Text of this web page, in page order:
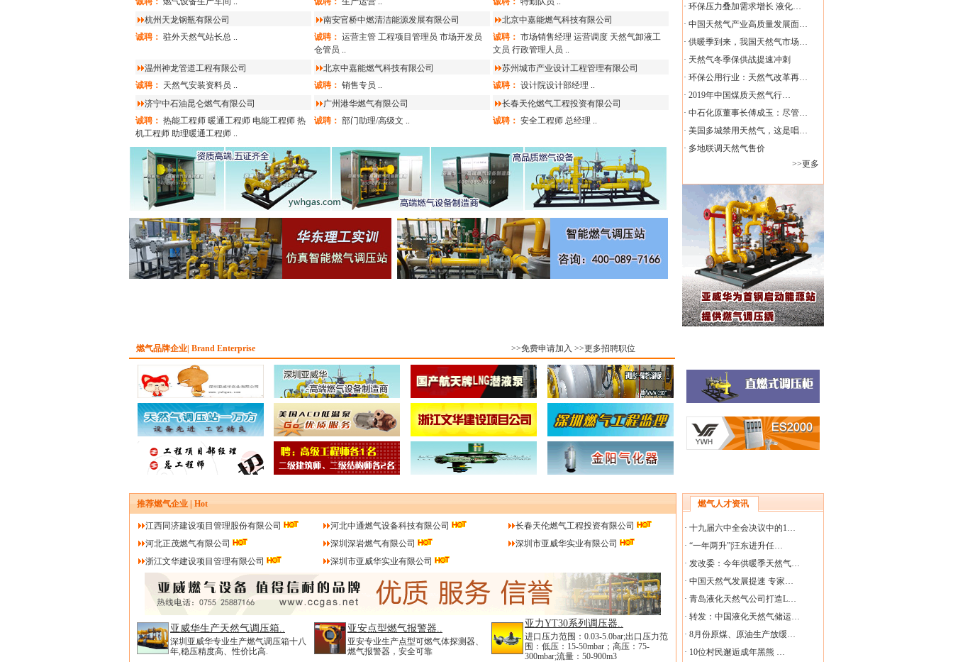
· 环保压力叠加需求增长 液化…
· 中国天然气产业高质量发展面…
· 供暖季到来，我国天然气市场…
· 天然气冬季保供战提速冲刺
· 环保公用行业：天然气改革再…
· 2019年中国煤质天然气行…
· 中石化原董事长傅成玉：尽管…
· 美国多城禁用天然气，这是唱…
· 多地联调天然气售价
>>更多
杭州天龙钢瓶有限公司
诚聘： 驻外天然气站长总 ..
南安官桥中燃清洁能源发展有限公司
诚聘： 运营主管 工程项目管理员 市场开发员
仓管员 ..
北京中嘉能燃气科技有限公司
诚聘： 市场销售经理 运营调度 天然气卸液工
文员 行政管理人员 ..
温州神龙管道工程有限公司
诚聘： 天然气安装资料员 ..
北京中嘉能燃气科技有限公司
诚聘： 销售专员 ..
苏州城市产业设计工程管理有限公司
诚聘： 设计院设计部经理 ..
济宁中石油昆仑燃气有限公司
诚聘： 热能工程师 暖通工程师 电能工程师 热
机工程师 助理暖通工程师 ..
广州港华燃气有限公司
诚聘： 部门助理/高级文 ..
长春天伦燃气工程投资有限公司
诚聘： 安全工程师 总经理 ..
燃气品牌企业| Brand Enterprise >>免费申请加入 >>更多招聘职位
推荐燃气企业 | Hot
江西同济建设项目管理股份有限公司 河北中通燃气设备科技有限公司
长春天伦燃气工程投资有限公司
河北正茂燃气有限公司
深圳深岩燃气有限公司
深圳市亚威华实业有限公司
浙江文华建设项目管理有限公司
深圳市亚威华实业有限公司
亚威华生产天然气调压箱..
深圳亚威华专业生产燃气调压箱十八
年,稳压精度高、性价比高.
亚安点型燃气报警器..
亚安专业生产点型可燃气体探测器、
燃气报警器，安全可靠
亚力YT30系列调压器..
进口压力范围：0.03-5.0bar;出口压力范
围：低压：15-50mbar；高压：75-
300mbar;流量：50-900m3
燃气人才资讯
· 十九届六中全会决议中的1…
· “一年两升”|汪东进升任…
· 发改委：今年供暖季天然气…
· 中国天然气发展提速 专家…
· 青岛液化天然气公司打造L…
· 转发：中国液化天然气储运…
· 8月份原煤、原油生产放缓…
· 10位村民邂逅成年黑熊 …